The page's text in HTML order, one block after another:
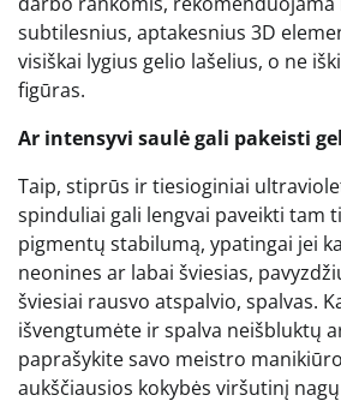
subtilesnius, aptakesnius 3D
visiškai lygius gelio lašelius, o ne
figūras.
Ar intensyvi saulė gali pakeisti
Taip, stiprūs ir tiesioginiai
spinduliai gali lengvai paveikti tam
pigmentų stabilumą, ypatingai jei
neonines ar labai šviesias,
šviesiai rausvo atspalvio, spalvas.
išvengtumėte ir spalva neišbluktų
paprašykite savo meistro
aukščiausios kokybės viršutinį